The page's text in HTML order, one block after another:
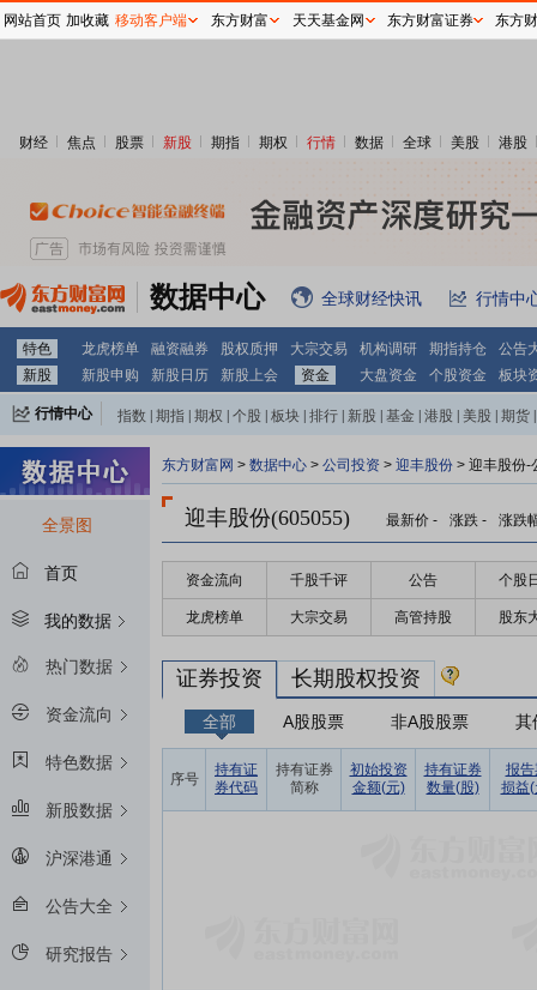
财经 焦点 股票 新股 期指 期权 行情 数据 全球 美股 港股
数据中心 全球财经快讯 行情中
特色 龙虎榜单 融资融券 股权质押 大宗交易 机构调研 期指持仓
公告
新股
新股申购 新股日历 新股上会 资金 大盘资金 个股资金 板块
行情中心 指数 期指 期权 个股 板块 排行 新股 基金 港股 美股 期货
全景图
首页
我的数据
热门数据
资金流向
特色数据
新股数据
沪深港通
公告大全
研究报告
东方财富网 > 数据中心 > 公司投资 > 迎丰股份 > 迎丰股份-
迎丰股份(605055) 最新价 - 涨跌 - 涨跌
资金流向 千股千评 公告 个股
龙虎榜单 大宗交易 高管持股 股东
证券投资 长期股权投资
全部 A股股票 非A股股票 其
序号
持有证
券代码
持有证券
简称
初始投资
金额(元)
持有证券
数量(股)
报告
损益(
网站首页 加收藏 移动客户端 东方财富 天天基金网 东方财富证券 东方